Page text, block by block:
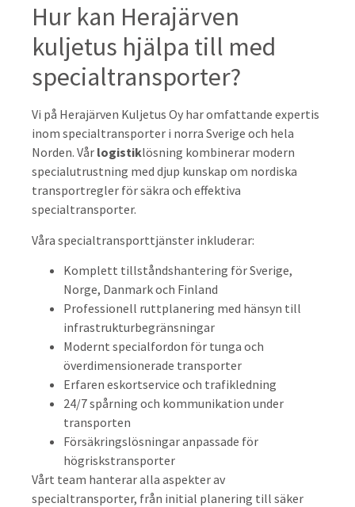
Hur kan Herajärven
kuljetus hjälpa till med
specialtransporter?
Vi på Herajärven Kuljetus Oy har omfattande expertis
inom specialtransporter i norra Sverige och hela
Norden. Vår logistiklösning kombinerar modern
specialutrustning med djup kunskap om nordiska
transportregler för säkra och effektiva
specialtransporter.
Våra specialtransporttjänster inkluderar:
Komplett tillståndshantering för Sverige,
Norge, Danmark och Finland
Professionell ruttplanering med hänsyn till
infrastrukturbegränsningar
Modernt specialfordon för tunga och
överdimensionerade transporter
Erfaren eskortservice och trafikledning
24/7 spårning och kommunikation under
transporten
Försäkringslösningar anpassade för
högriskstransporter
Vårt team hanterar alla aspekter av
specialtransporter, från initial planering till säker